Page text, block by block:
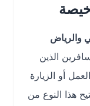
الذين
الزيارة
النوع من